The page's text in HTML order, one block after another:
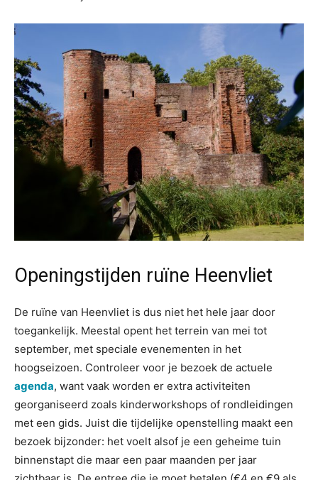
Openingstijden ruïne Heenvliet
De ruïne van Heenvliet is dus niet het hele jaar door
toegankelijk. Meestal opent het terrein van mei tot
september, met speciale evenementen in het
hoogseizoen. Controleer voor je bezoek de actuele
agenda, want vaak worden er extra activiteiten
georganiseerd zoals kinderworkshops of rondleidingen
met een gids. Juist die tijdelijke openstelling maakt een
bezoek bijzonder: het voelt alsof je een geheime tuin
binnenstapt die maar een paar maanden per jaar